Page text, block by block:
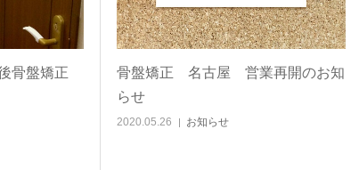
骨盤矯正
骨盤矯正 名古屋 営業再開のお知
らせ
2020.05.26 お知らせ